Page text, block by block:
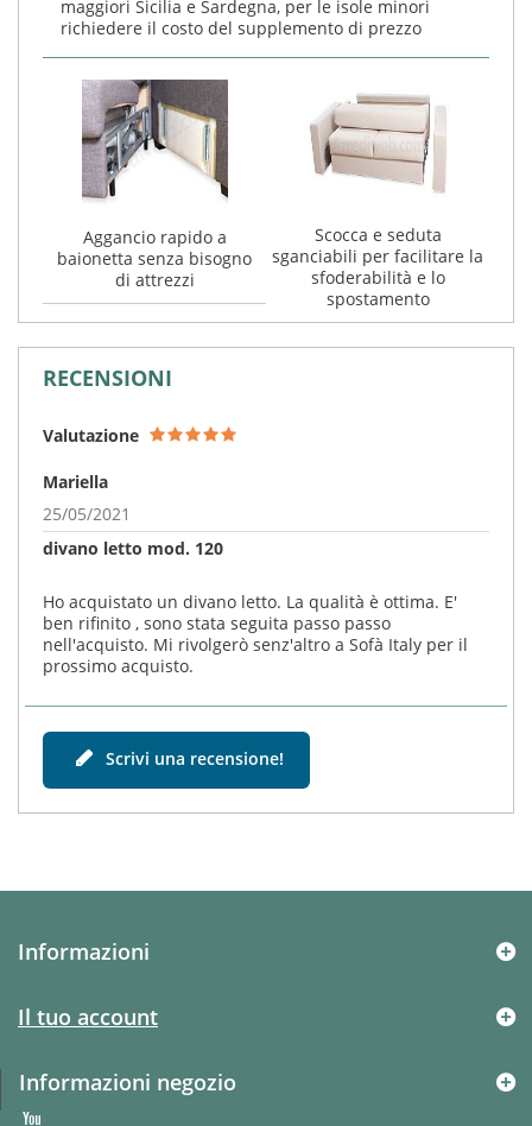
maggiori Sicilia e Sardegna, per le isole minori
richiedere il costo del supplemento di prezzo
Aggancio rapido a
baionetta senza bisogno
di attrezzi
Scocca e seduta
sganciabili per facilitare la
sfoderabilità e lo
spostamento
RECENSIONI
Valutazione
Mariella
25/05/2021
divano letto mod. 120
Ho acquistato un divano letto. La qualità è ottima. E'
ben rifinito , sono stata seguita passo passo
nell'acquisto. Mi rivolgerò senz'altro a Sofà Italy per il
prossimo acquisto.
Scrivi una recensione!
Informazioni
Il tuo account
Informazioni negozio